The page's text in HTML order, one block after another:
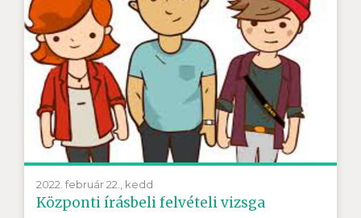
2022. február 22., kedd
Központi írásbeli felvételi vizsga